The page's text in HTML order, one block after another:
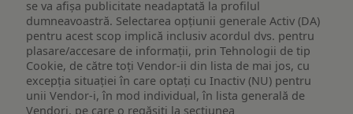
se va afișa publicitate neadaptată la profilul
dumneavoastră. Selectarea opțiunii generale Activ (DA)
pentru acest scop implică inclusiv acordul dvs. pentru
plasare/accesare de informații, prin Tehnologii de tip
Cookie, de către toți Vendor-ii din lista de mai jos, cu
excepția situației în care optați cu Inactiv (NU) pentru
unii Vendor-i, în mod individual, în lista generală de
Vendori, pe care o regăsiți la secțiunea